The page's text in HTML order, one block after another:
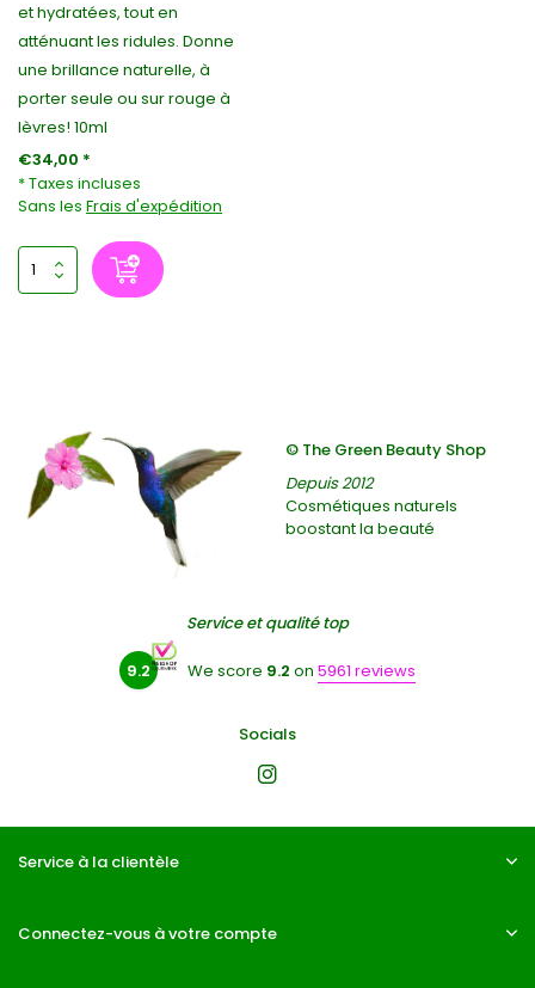
et hydratées, tout en
atténuant les ridules. Donne
une brillance naturelle, à
porter seule ou sur rouge à
lèvres! 10ml
€34,00 *
* Taxes incluses
Sans les Frais d'expédition
© The Green Beauty Shop
Depuis 2012
Cosmétiques naturels
boostant la beauté
Service et qualité top
9.2 We score 9.2 on 5961 reviews
Socials
Service à la clientèle
Connectez-vous à votre compte